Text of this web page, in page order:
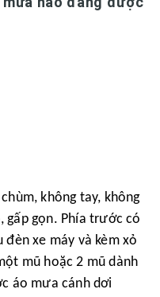
không tay, không
gấp gọn. Phía trước có
xe máy và kèm xỏ
mũ hoặc 2 mũ dành
áo mưa cánh dơi